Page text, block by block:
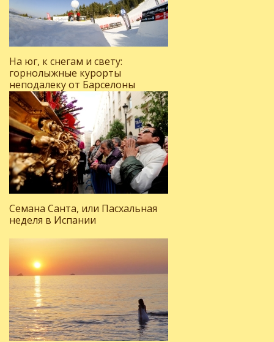
На юг, к снегам и свету:
горнолыжные курорты
неподалеку от Барселоны
Семана Санта, или Пасхальная
неделя в Испании